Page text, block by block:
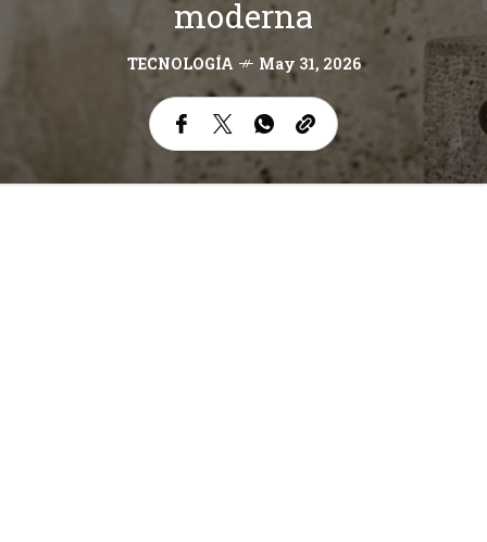
moderna
TECNOLOGÍA May 31, 2026